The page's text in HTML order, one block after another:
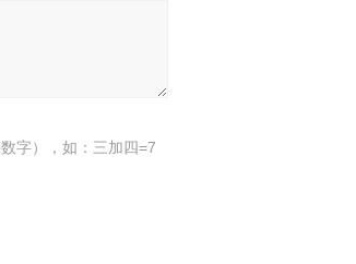
字），如：三加四=7